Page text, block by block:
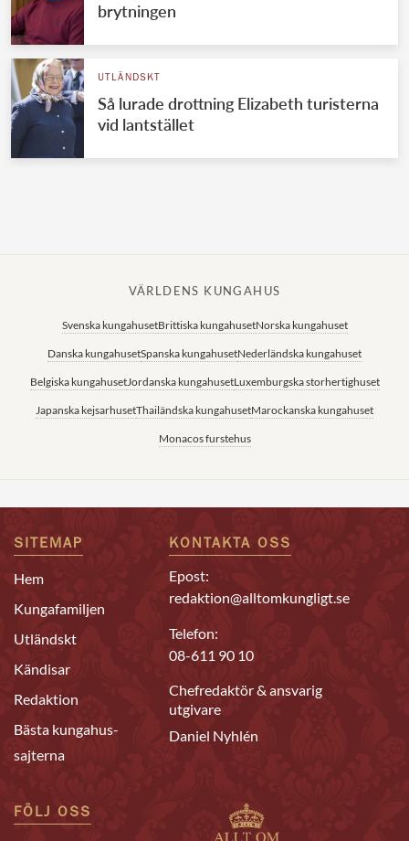
Brittiska kungahuset
Danska kungahuset
Spanska kungahuset
brytningen
UTLÄNDSKT
Så lurade drottning Elizabeth turisterna
vid lantstället
VÄRLDENS KUNGAHUS
Svenska kungahusetBrittiska kungahusetNorska kungahuset
Danska kungahusetSpanska kungahusetNederländska kungahuset
Belgiska kungahusetJordanska kungahusetLuxemburgska storhertighuset
Japanska kejsarhusetThailändska kungahusetMarockanska kungahuset
Monacos furstehus
SITEMAP
Hem
Kungafamiljen
Utländskt
Kändisar
Redaktion
Bästa kungahus-
sajterna
KONTAKTA OSS
Epost:
redaktion@alltomkungligt.se
Telefon:
08-611 90 10
Chefredaktör & ansvarig
utgivare
Daniel Nyhlén
FÖLJ OSS